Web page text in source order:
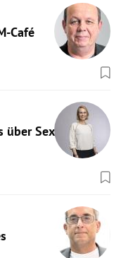
Café
über Sex